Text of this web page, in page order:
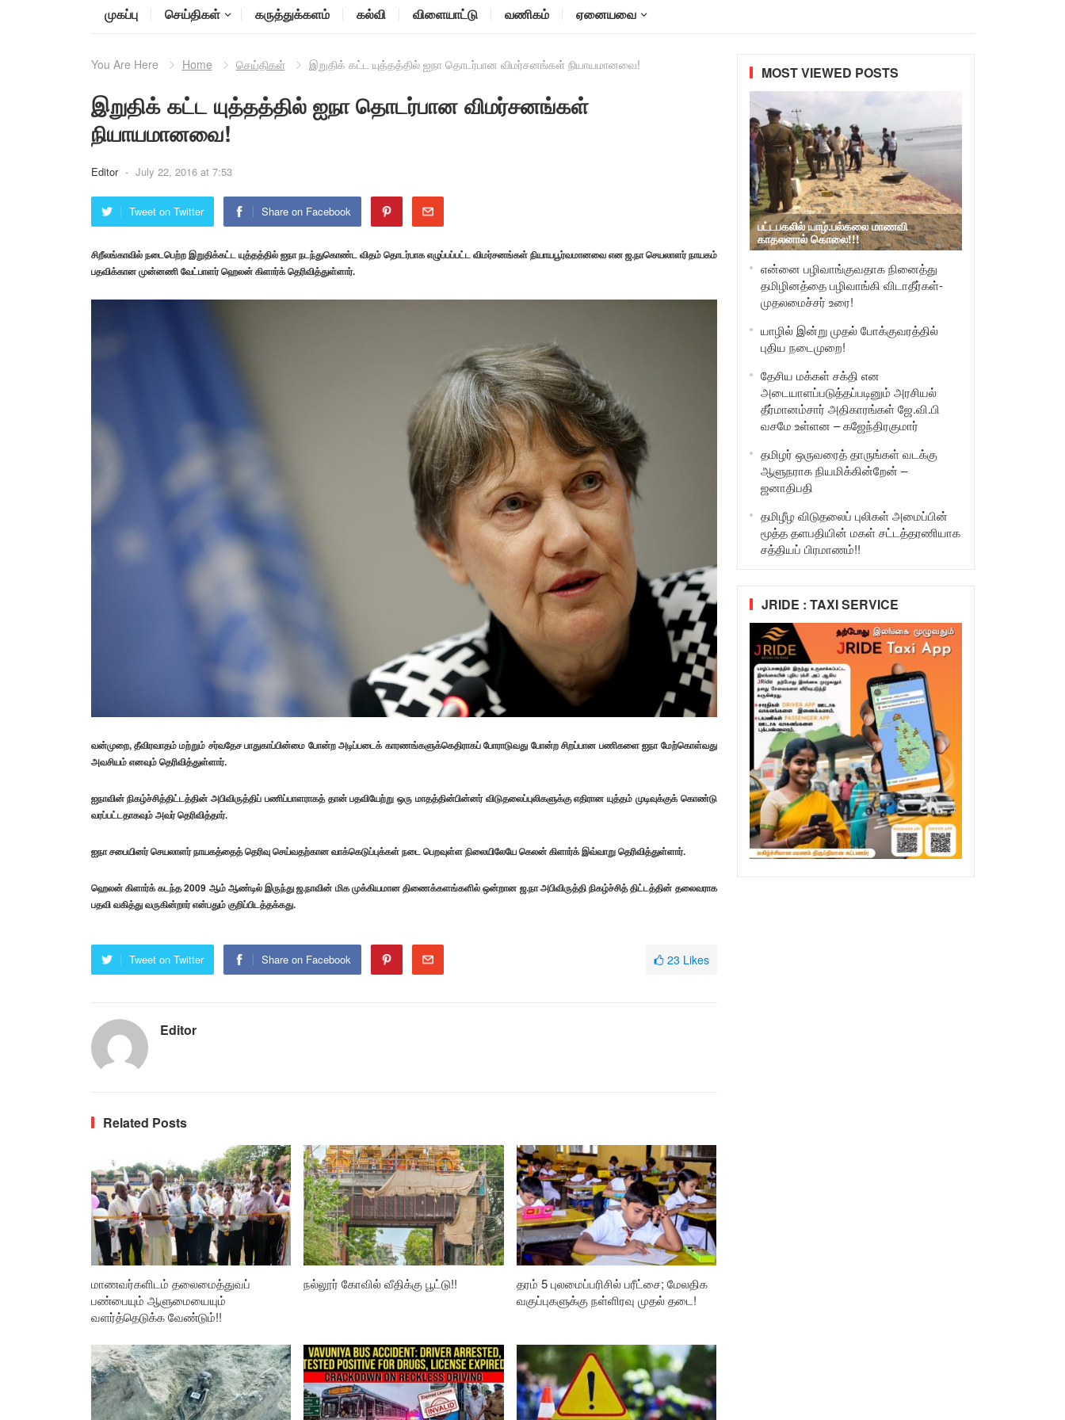
முகப்பு செய்திகள் கருத்துக்களம் கல்வி விளையாட்டு வணிகம் ஏனையவை
You Are Here Home செய்திகள் இறுதிக் கட்ட யுத்தத்தில் ஐநா தொடர்பான விமர்சனங்கள் நியாயமானவை!
இறுதிக் கட்ட யுத்தத்தில் ஐநா தொடர்பான விமர்சனங்கள்
நியாயமானவை!
Editor - July 22, 2016 at 7:53
Tweet on Twitter Share on Facebook
சிறீலங்காவில் நடைபெற்ற இறுதிக்கட்ட யுத்தத்தில் ஐநா நடந்துகொண்ட விதம் தொடர்பாக எழுப்பப்பட்ட விமர்சனங்கள் நியாயபூர்வமானவை என ஜ.நா செயலாளர் நாயகம்
பதவிக்கான முன்னணி வேட்பாளர் ஹெலன் கிளார்க் தெரிவித்துள்ளார்.
வன்முறை, தீவிரவாதம் மற்றும் சர்வதேச பாதுகாப்பின்மை போன்ற அடிப்படைக் காரணங்களுக்கெதிராகப் போராடுவது போன்ற சிறப்பான பணிகளை ஐநா மேற்கொள்வது
அவசியம் எனவும் தெரிவித்துள்ளார்.
ஐநாவின் நிகழ்ச்சித்திட்டத்தின் அபிவிருத்திப் பணிப்பாளராகத் தான் பதவியேற்று ஒரு மாதத்தின்பின்னர் விடுதலைப்புலிகளுக்கு எதிரான யுத்தம் முடிவுக்குக் கொண்டு
வரப்பட்டதாகவும் அவர் தெரிவித்தார்.
ஐநா சபையினர் செயலாளர் நாயகத்தைத் தெரிவு செய்வதற்கான வாக்கெடுப்புக்கள் நடை பெறவுள்ள நிலையிலேயே கெலன் கிளார்க் இவ்வாறு தெரிவித்துள்ளார்.
ஹெலன் கிளார்க் கடந்த 2009 ஆம் ஆண்டில் இருந்து ஜ.நாவின் மிக முக்கியமான திணைக்களங்களில் ஒன்றான ஜ.நா அபிவிருத்தி நிகழ்ச்சித் திட்டத்தின் தலைவராக
பதவி வகித்து வருகின்றார் என்பதும் குறிப்பிடத்தக்கது.
Tweet on Twitter Share on Facebook 23 Likes
Editor
Related Posts
மாணவர்களிடம் தலைமைத்துவப்
பண்பையும் ஆளுமையையும்
வளர்த்தெடுக்க வேண்டும்!!
நல்லூர் கோவில் வீதிக்கு பூட்டு!!
தரம் 5 புலமைப்பரிசில் பரீட்சை; மேலதிக
வகுப்புகளுக்கு நள்ளிரவு முதல் தடை!
MOST VIEWED POSTS
பட்டபகலில் யாழ்.பல்கலை மாணவி
காதலனால் கொலை!!!
என்னை பழிவாங்குவதாக நினைத்து
தமிழினத்தை பழிவாங்கி விடாதீர்கள்-
முதலமைச்சர் உரை!
யாழில் இன்று முதல் போக்குவரத்தில்
புதிய நடைமுறை!
தேசிய மக்கள் சக்தி என
அடையாளப்படுத்தப்படினும் அரசியல்
தீர்மானம்சார் அதிகாரங்கள் ஜே.வி.பி
வசமே உள்ளன – கஜேந்திரகுமார்
தமிழர் ஒருவரைத் தாருங்கள் வடக்கு
ஆளுநராக நியமிக்கின்றேன் –
ஜனாதிபதி
தமிழீழ விடுதலைப் புலிகள் அமைப்பின்
மூத்த தளபதியின் மகள் சட்டத்தரணியாக
சத்தியப் பிரமாணம்!!
JRIDE : TAXI SERVICE